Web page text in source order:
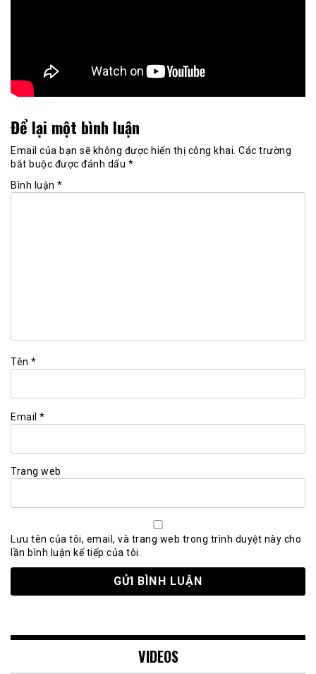
Để lại một bình luận
Email của bạn sẽ không được hiển thị công khai. Các trường
bắt buộc được đánh dấu *
Bình luận *
Tên *
Email *
Trang web
Lưu tên của tôi, email, và trang web trong trình duyệt này cho
lần bình luận kế tiếp của tôi.
VIDEOS